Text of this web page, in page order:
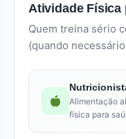
Atividade Física
Quem treina sério
(quando
Alimentação
física para